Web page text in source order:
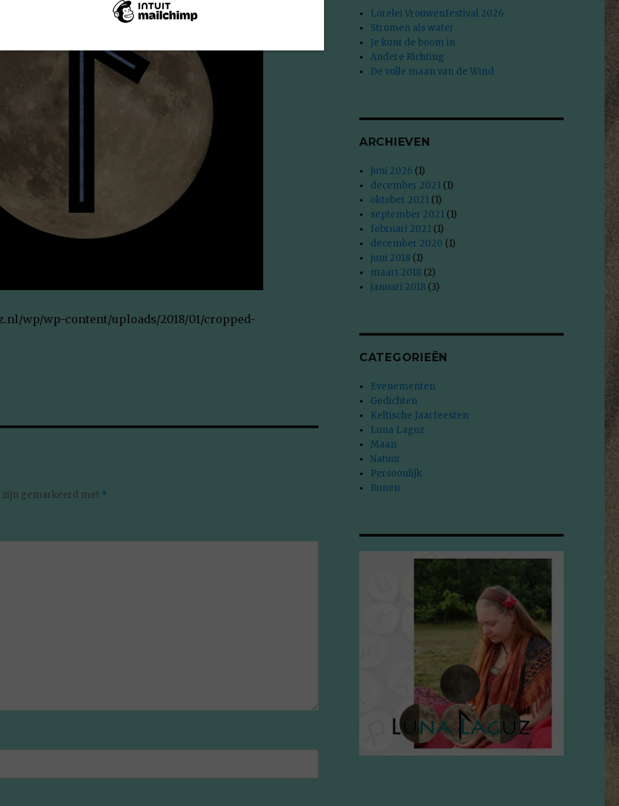
wp/wp-content/uploads/2018/01/cropped-
zijn gemarkeerd met *
Lorelei Vrouwenfestival 2026
Stromen als water
Je kunt de boom in
Andere Richting
De volle maan van de Wind
ARCHIEVEN
juni 2026 (1)
december 2021 (1)
oktober 2021 (1)
september 2021 (1)
februari 2021 (1)
december 2020 (1)
juni 2018 (1)
maart 2018 (2)
januari 2018 (3)
CATEGORIEËN
Evenementen
Gedichten
Keltische Jaarfeesten
Luna Laguz
Maan
Natuur
Persoonlijk
Runen